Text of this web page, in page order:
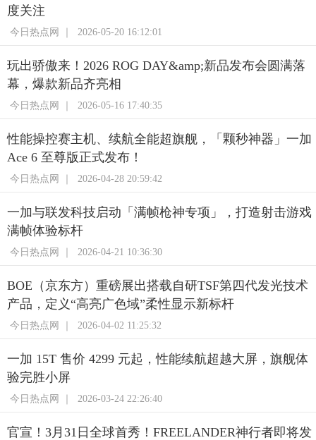
度关注
今日热点网 ｜ 2026-05-20 16:12:01
玩出骄傲来！2026 ROG DAY&amp;新品发布会圆满落
幕，爆款新品齐亮相
今日热点网 ｜ 2026-05-16 17:40:35
性能操控赛主机、续航全能超旗舰，「颗秒神器」一加
Ace 6 至尊版正式发布！
今日热点网 ｜ 2026-04-28 20:59:42
一加与联发科技启动「满帧枪神专项」，打造射击游戏
满帧体验标杆
今日热点网 ｜ 2026-04-21 10:36:30
BOE（京东方）重磅展出搭载自研TSF第四代发光技术
产品，定义“高亮广色域”柔性显示新标杆
今日热点网 ｜ 2026-04-02 11:25:32
一加 15T 售价 4299 元起，性能续航超越大屏，旗舰体
验完胜小屏
今日热点网 ｜ 2026-03-24 22:26:40
官宣！3月31日全球首秀！FREELANDER神行者即将发